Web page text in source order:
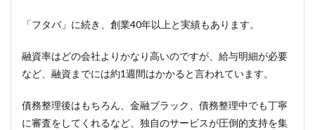
「フタバ」に続き、創業40年以上と実績もあります。
融資率はどの会社よりかなり高いのですが、給与明細が必要
など、融資までには約1週間はかかると言われています。
債務整理後はもちろん、金融ブラック、債務整理中でも丁寧
に審査をしてくれるなど、独自のサービスが圧倒的支持を集